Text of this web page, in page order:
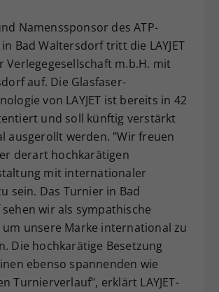
Namenssponsor des ATP-
Bad Waltersdorf tritt die LAYJET
Verlegegesellschaft m.b.H. mit
auf. Die Glasfaser-
von LAYJET ist bereits in 42
und soll künftig verstärkt
ausgerollt werden. "Wir freuen
derart hochkarätigen
mit internationaler
sein. Das Turnier in Bad
wir als sympathische
um unsere Marke international zu
Die hochkarätige Besetzung
ebenso spannenden wie
Turnierverlauf", erklärt LAYJET-